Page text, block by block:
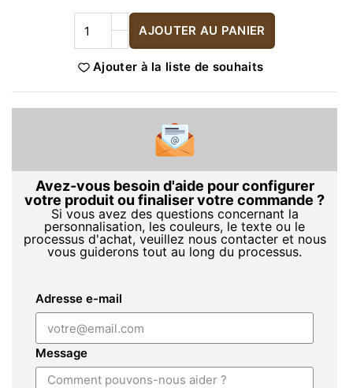
AJOUTER AU PANIER
Ajouter à la liste de souhaits
Avez-vous besoin d'aide pour configurer
votre produit ou finaliser votre commande ?
Si vous avez des questions concernant la
personnalisation, les couleurs, le texte ou le
processus d'achat, veuillez nous contacter et nous
vous guiderons tout au long du processus.
Adresse e-mail
Message